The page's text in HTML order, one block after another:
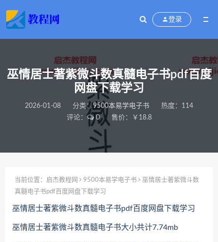
登录
巫情居士著紫微斗数真髓电子书pdf百度
网盘下载学习
2026-01-08 分类： 9500本易学电子书
热度：114
评论：
0 售价：￥18.8
当前位置： 启杰教程网 9500本易学电子书
巫情居士著紫微斗数
真髓电子书pdf百度网盘下载学习
巫情居士著紫微斗数真髓电子书pdf百度网盘下载学习
巫情居士著紫微斗数真髓电子书大小共计7.74mb